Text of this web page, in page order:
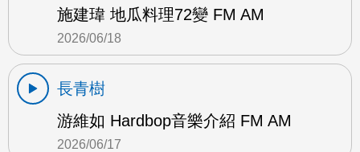
施建瑋 地瓜料理72變 FM AM
2026/06/18
長青樹
游維如 Hardbop音樂介紹 FM AM
2026/06/17